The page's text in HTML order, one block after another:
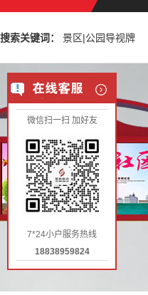
搜索关键词： 景区|公园导视牌
微信扫一扫 加好友
7*24小户服务热线
18838959824